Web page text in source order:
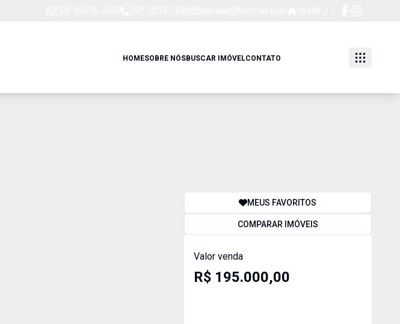
HOMESOBRE NÓSBUSCAR IMÓVELCONTATO
MEUS FAVORITOS
COMPARAR IMÓVEIS
Valor venda
R$ 195.000,00